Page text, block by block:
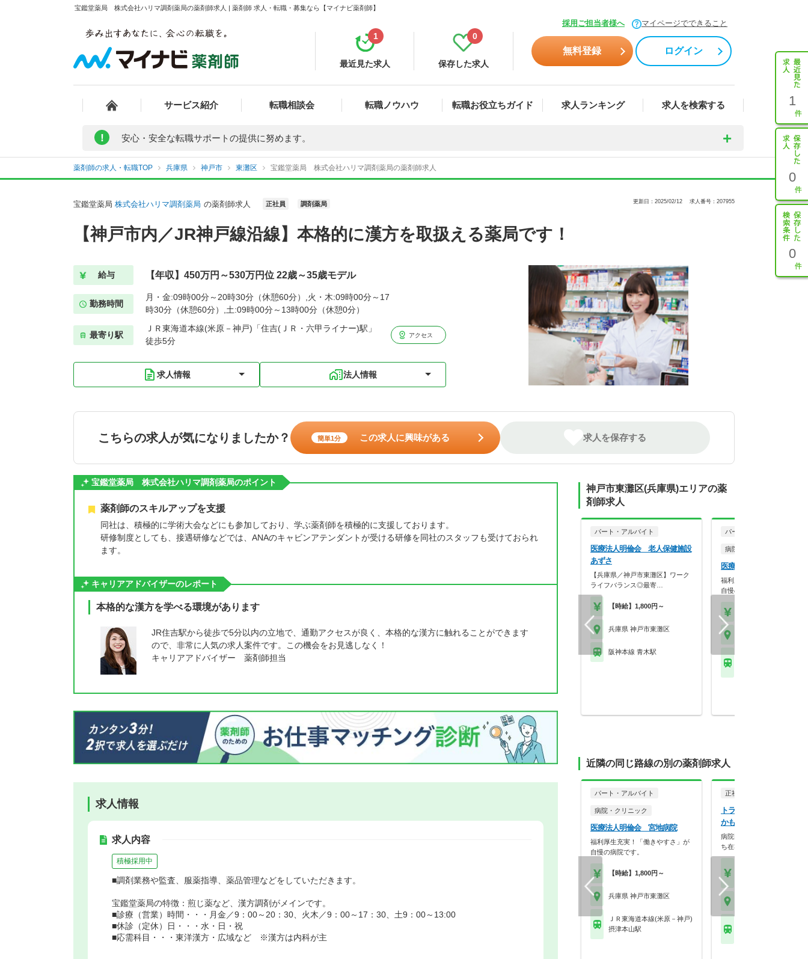
宝鑑堂薬局 株式会社ハリマ調剤薬局の薬剤師求人 | 薬剤師 求人・転職・募集なら【マイナビ薬剤師】
採用ご担当者様へ マイページでできること
最近見た求人
1
保存した求人
0
無料登録 ログイン
サービス紹介 転職相談会 転職ノウハウ 転職お役立ちガイド 求人ランキング 求人を検索する 1
0
0
! 安心・安全な転職サポートの提供に努めます。
薬剤師の求人・転職TOP 兵庫県 神戸市 東灘区 宝鑑堂薬局 株式会社ハリマ調剤薬局の薬剤師求人
宝鑑堂薬局 株式会社ハリマ調剤薬局 の薬剤師求人 正社員 調剤薬局 更新日：2025/02/12 求人番号：207955
【神戸市内／JR神戸線沿線】本格的に漢方を取扱える薬局です！
給与 【年収】450万円～530万円位 22歳～35歳モデル
勤務時間
月・金:09時00分～20時30分（休憩60分）,火・木:09時00分～17
時30分（休憩60分）,土:09時00分～13時00分（休憩0分）
最寄り駅
ＪＲ東海道本線(米原－神戸)「住吉(ＪＲ・六甲ライナー)駅」
徒歩5分
アクセス
求人情報 法人情報
こちらの求人が気になりましたか？ 簡単1分 この求人に興味がある 求人を保存する
宝鑑堂薬局 株式会社ハリマ調剤薬局のポイント
薬剤師のスキルアップを支援
同社は、積極的に学術大会などにも参加しており、学ぶ薬剤師を積極的に支援しております。
研修制度としても、接遇研修などでは、ANAのキャビンアテンダントが受ける研修を同社のスタッフも受けておられ
ます。
キャリアアドバイザーのレポート
本格的な漢方を学べる環境があります
JR住吉駅から徒歩で5分以内の立地で、通勤アクセスが良く、本格的な漢方に触れることができます
ので、非常に人気の求人案件です。この機会をお見逃しなく！
キャリアアドバイザー 薬剤師担当
求人情報
求人内容
積極採用中
■調剤業務や監査、服薬指導、薬品管理などをしていただきます。
宝鑑堂薬局の特徴：煎じ薬など、漢方調剤がメインです。
■診療（営業）時間・・・月金／9：00～20：30、火木／9：00～17：30、土9：00～13:00
■休診（定休）日・・・水・日・祝
■応需科目・・・東洋漢方・広域など ※漢方は内科が主
神戸市東灘区(兵庫県)エリアの薬
剤師求人
パート・アルバイト
医療法人明倫会 老人保健施設
あずさ
【兵庫県／神戸市東灘区】ワーク
ライフバランス◎最寄…
【時給】1,800円～
兵庫県 神戸市東灘区
阪神本線 青木駅
パート・アルバイト
病院・クリニック
医療法人明倫会 宮地病院
福利厚生充実！「働きやすさ
自慢の病院です。
近隣の同じ路線の別の薬剤師求人
パート・アルバイト
病院・クリニック
医療法人明倫会 宮地病院
福利厚生充実！「働きやすさ」が
自慢の病院です。
【時給】1,800円～
兵庫県 神戸市東灘区
ＪＲ東海道本線(米原－神戸)
摂津本山駅
正社員
トライアドウエスト株
かもめ薬局 六甲アイラン
病院門前／患者様に対して真
ち在宅業務に取り組み…